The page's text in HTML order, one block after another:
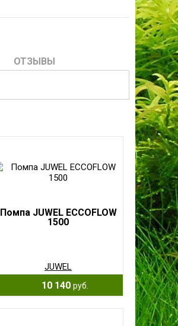
ОТЗЫВЫ
Помпа JUWEL ECCOFLOW
1500
JUWEL
10 140 руб.